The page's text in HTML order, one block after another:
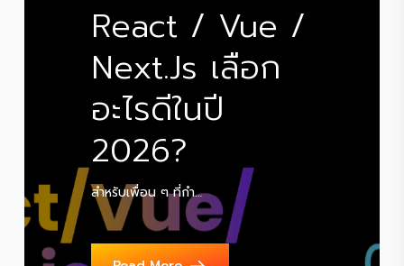
React / Vue /
Next.js เลือก
อะไรดีในปี
2026?
สำหรับเพื่อน ๆ ที่กำ…